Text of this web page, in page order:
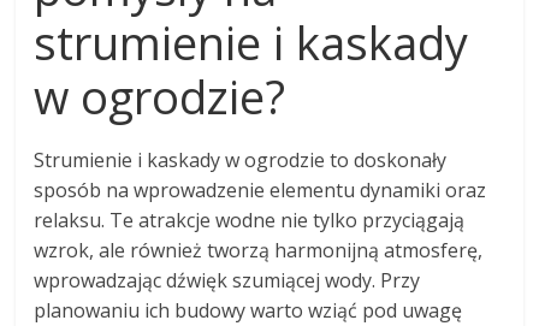
strumienie i kaskady
w ogrodzie?
Strumienie i kaskady w ogrodzie to doskonały
sposób na wprowadzenie elementu dynamiki oraz
relaksu. Te atrakcje wodne nie tylko przyciągają
wzrok, ale również tworzą harmonijną atmosferę,
wprowadzając dźwięk szumiącej wody. Przy
planowaniu ich budowy warto wziąć pod uwagę